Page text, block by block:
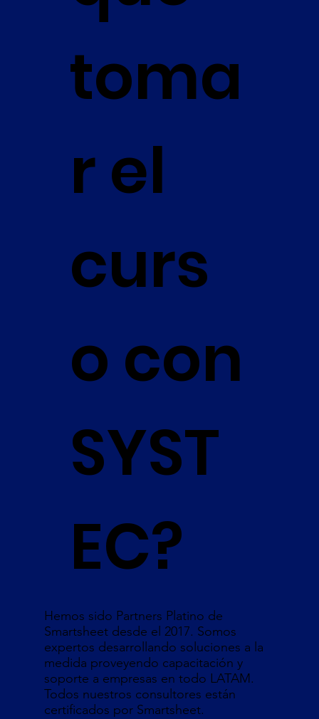
toma
r el
curs
o con
SYST
EC?
Hemos sido Partners Platino de
Smartsheet desde el 2017. Somos
expertos desarrollando soluciones a la
medida proveyendo capacitación y
soporte a empresas en todo LATAM.
Todos nuestros consultores están
certificados por Smartsheet.